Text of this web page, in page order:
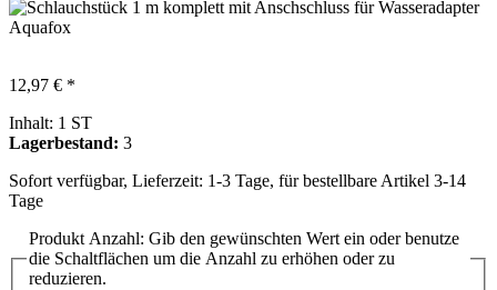
12,97 € *
Inhalt: 1 ST
Lagerbestand: 3
Sofort verfügbar, Lieferzeit: 1-3 Tage, für bestellbare Artikel 3-14
Tage
Produkt Anzahl: Gib den gewünschten Wert ein oder benutze
die Schaltflächen um die Anzahl zu erhöhen oder zu
reduzieren.